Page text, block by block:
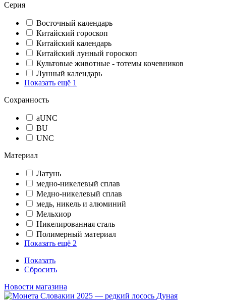
Серия
Восточный календарь
Китайский гороскоп
Китайский календарь
Китайский лунный гороскоп
Культовые животные - тотемы кочевников
Лунный календарь
Показать ещё 1
Сохранность
aUNC
BU
UNC
Материал
Латунь
медно-никелевый сплав
Медно-никелевый сплав
медь, никель и алюминий
Мельхиор
Никелированная сталь
Полимерный материал
Показать ещё 2
Показать
Сбросить
Новости магазина